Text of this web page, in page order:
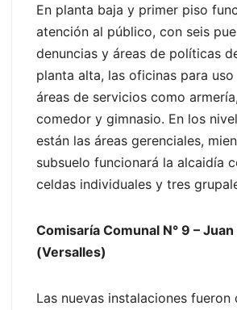
En planta baja y primer piso
atención al público, con seis
denuncias y áreas de políticas
planta alta, las oficinas para
áreas de servicios como
comedor y gimnasio. En los
están las áreas gerenciales,
subsuelo funcionará la alcaidía
celdas individuales y tres
Comisaría Comunal N° 9 –
(Versalles)
Las nuevas instalaciones fueron